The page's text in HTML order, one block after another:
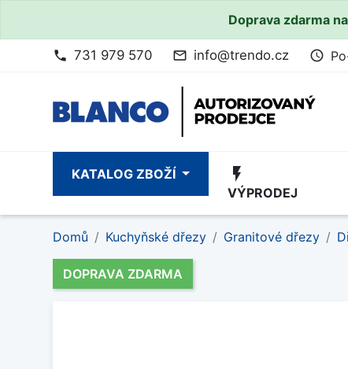
Doprava zdarma
phone 731 979 570 mail_outline info@trendo.cz access_time
KATALOG ZBOŽÍ flash_on
VÝPRODEJ
Domů Kuchyňské dřezy Granitové dřezy
DOPRAVA ZDARMA